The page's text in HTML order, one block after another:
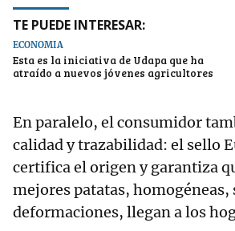
TE PUEDE INTERESAR:
ECONOMÍA
Esta es la iniciativa de Udapa que ha
atraído a nuevos jóvenes agricultores
En paralelo, el consumidor
calidad y trazabilidad: el sello
certifica el origen y garantiza
mejores patatas, homogéneas,
deformaciones, llegan a los